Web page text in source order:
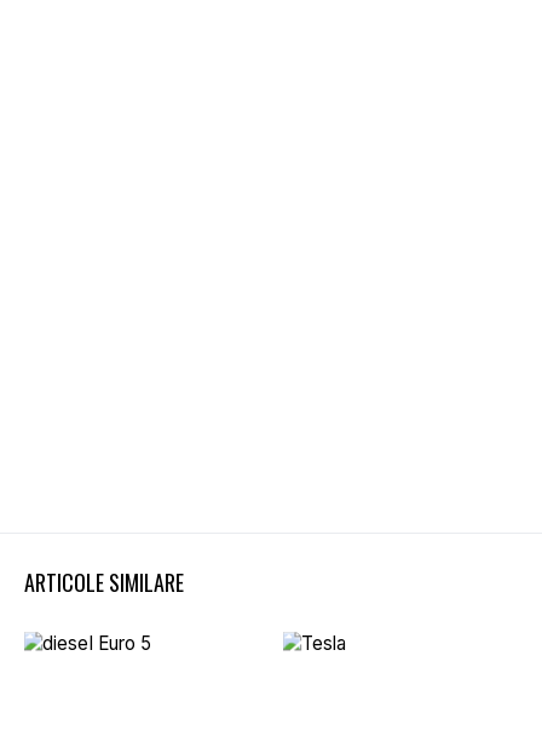
ARTICOLE SIMILARE